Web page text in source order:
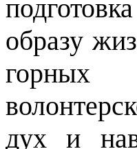
образу
горных
дух и